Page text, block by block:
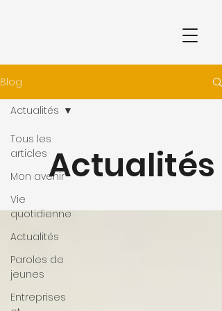
Blog
Tous les
articles
Mon avenir
Vie
quotidienne
Actualités
Paroles de
jeunes
Entreprises
Actualités
Actualités